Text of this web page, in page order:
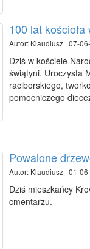
100 lat
Autor: Klaudiusz | 07-
Dziś w kościele
świątyni. Uroczysta
raciborskiego,
pomocniczego
Powalone
Autor: Klaudiusz | 01-
Dziś mieszkańcy
cmentarzu.